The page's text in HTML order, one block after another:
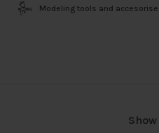
Modeling tools and
Show